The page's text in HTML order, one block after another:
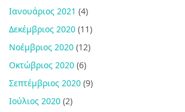
Ιανουάριος 2021 (4)
Δεκέμβριος 2020 (11)
Νοέμβριος 2020 (12)
Οκτώβριος 2020 (6)
Σεπτέμβριος 2020 (9)
Ιούλιος 2020 (2)